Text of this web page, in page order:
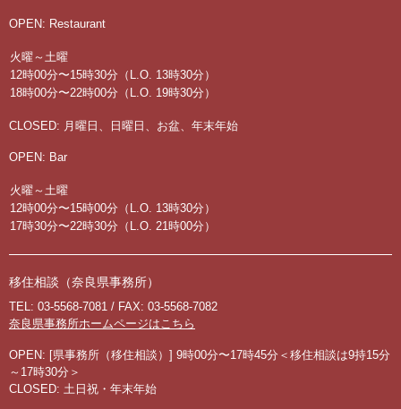
OPEN: Restaurant
火曜～土曜
12時00分〜15時30分（L.O. 13時30分）
18時00分〜22時00分（L.O. 19時30分）
CLOSED: 月曜日、日曜日、お盆、年末年始
OPEN: Bar
火曜～土曜
12時00分〜15時00分（L.O. 13時30分）
17時30分〜22時30分（L.O. 21時00分）
移住相談（奈良県事務所）
TEL: 03-5568-7081 / FAX: 03-5568-7082
奈良県事務所ホームページはこちら
OPEN: [県事務所（移住相談）] 9時00分〜17時45分＜移住相談は9持15分
～17時30分＞
CLOSED: 土日祝・年末年始